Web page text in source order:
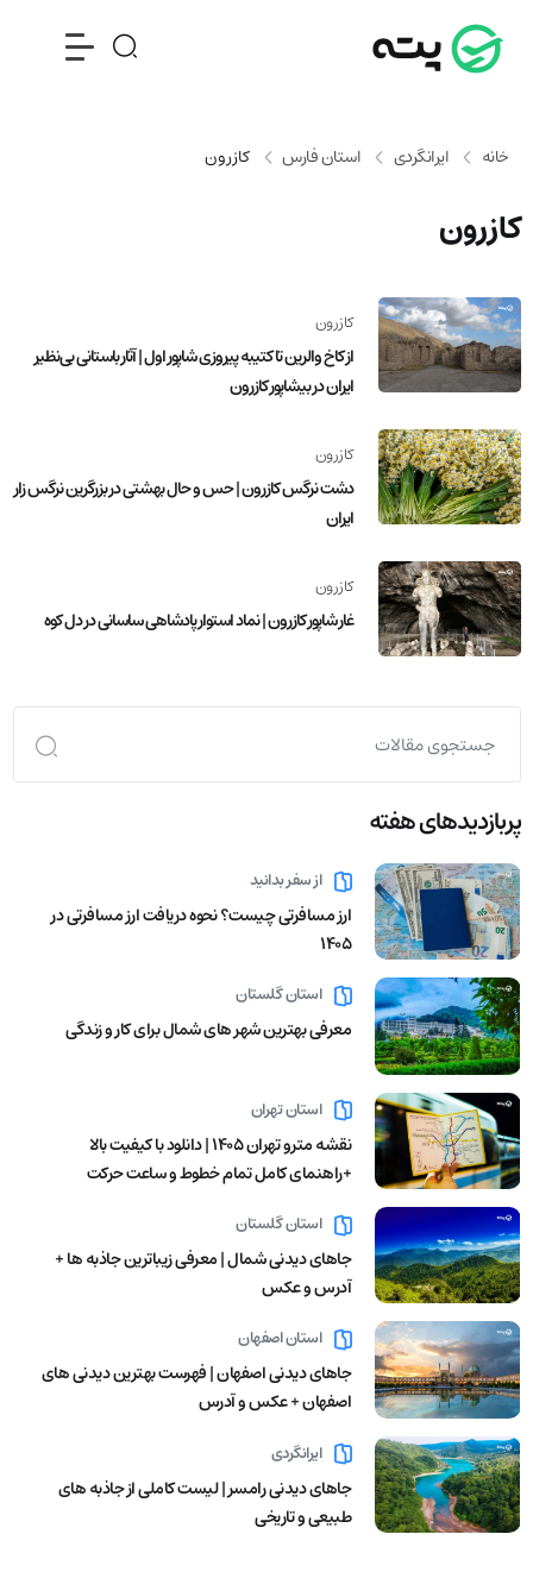
خانه ایرانگردی استان فارس کازرون
کازرون
کازرون
از کاخ والرین تا کتیبه پیروزی شاپور اول | آثار باستانی بی‌نظیر
ایران در بیشاپور کازرون
کازرون
دشت نرگس کازرون | حس و حال بهشتی در بزرگرین نرگس زار
ایران
کازرون
غار شاپور کازرون | نماد استوار پادشاهی ساسانی در دل کوه
پربازدید‌های هفته
از سفر بدانید
ارز مسافرتی چیست؟ نحوه دریافت ارز مسافرتی در
1405
استان گلستان
معرفی بهترین شهر های شمال برای کار و زندگی
استان تهران
نقشه مترو تهران ۱۴۰۵ | دانلود با کیفیت بالا
+راهنمای کامل تمام خطوط و ساعت حرکت
استان گلستان
جاهای دیدنی شمال | معرفی زیباترین جاذبه ها +
آدرس و عکس
استان اصفهان
جاهای دیدنی اصفهان | فهرست بهترین دیدنی های
اصفهان + عکس و آدرس
ایرانگردی
جاهای دیدنی رامسر | لیست کاملی از جاذبه های
طبیعی و تاریخی